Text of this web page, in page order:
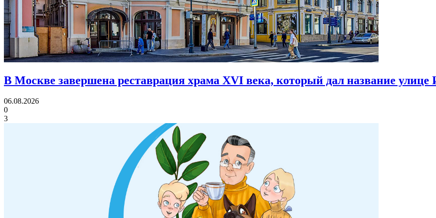
В Москве завершена реставрация храма XVI века, который дал название улице
06.08.2026
0
3